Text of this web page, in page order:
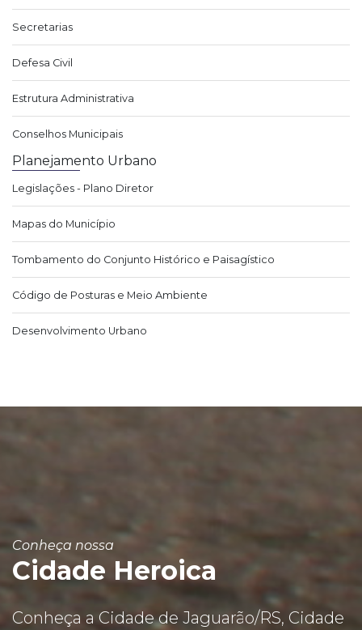
Secretarias
Defesa Civil
Estrutura Administrativa
Conselhos Municipais
Planejamento Urbano
Legislações - Plano Diretor
Mapas do Município
Tombamento do Conjunto Histórico e Paisagístico
Código de Posturas e Meio Ambiente
Desenvolvimento Urbano
Conheça nossa
Cidade Heroica
Conheça a Cidade de Jaguarão/RS, Cidade